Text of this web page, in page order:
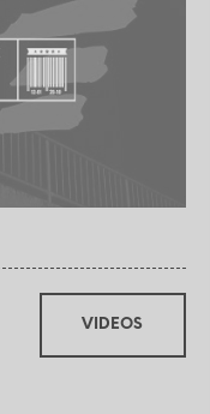
VIDEOS